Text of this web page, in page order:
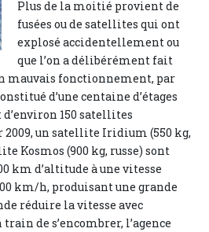
Plus de la moitié provient de
fusées ou de satellites qui ont
explosé accidentellement ou
que l’on a délibérément fait
mauvais fonctionnement, par
d’une centaine d’étages
d’environ 150 satellites
2009, un satellite Iridium (550 kg,
Kosmos (900 kg, russe) sont
km d’altitude à une vitesse
km/h, produisant une grande
réduire la vitesse avec
de s’encombrer, l’agence